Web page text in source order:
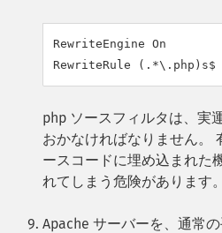
RewriteEngine On
RewriteRule
php ソースフィルタは、実
おかなければなりません。
ースコードに埋め込まれた
れてしまう危険があります。
Apache サーバーを、通常